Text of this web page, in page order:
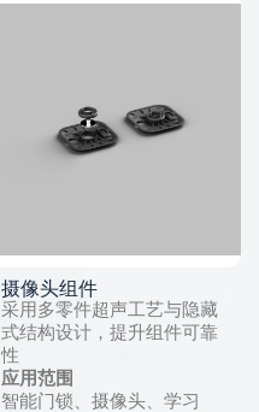
摄像头组件
采用多零件超声工艺与隐藏
式结构设计，提升组件可靠
性
应用范围
智能门锁、摄像头、学习